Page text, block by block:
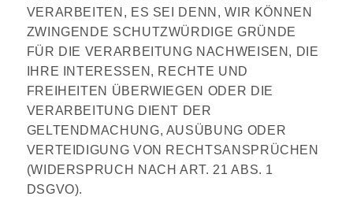
VERARBEITEN, ES SEI DENN, WIR KÖNNEN
ZWINGENDE SCHUTZWÜRDIGE GRÜNDE
FÜR DIE VERARBEITUNG NACHWEISEN, DIE
IHRE INTERESSEN, RECHTE UND
FREIHEITEN ÜBERWIEGEN ODER DIE
VERARBEITUNG DIENT DER
GELTENDMACHUNG, AUSÜBUNG ODER
VERTEIDIGUNG VON RECHTSANSPRÜCHEN
(WIDERSPRUCH NACH ART. 21 ABS. 1
DSGVO).